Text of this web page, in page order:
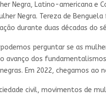
Negra, Latino-americana e
Negra. Tereza de
durante duas décadas do
perguntar se as
avanço dos
Em 2022, chegamos
civil, movimentos de